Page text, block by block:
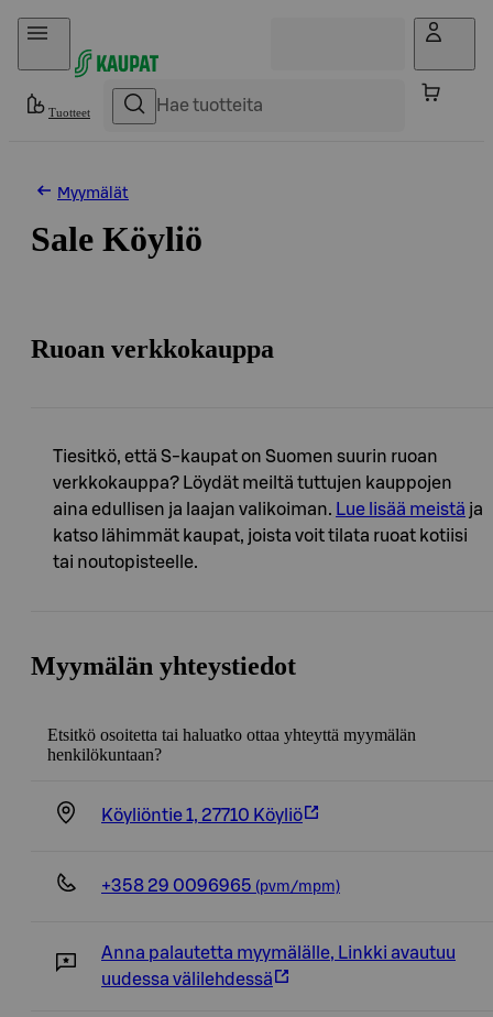
Hyppää sisältöön
Tuotteet
Myymälät
Sale Köyliö
Ruoan verkkokauppa
Tiesitkö, että S-kaupat on Suomen suurin ruoan
verkkokauppa? Löydät meiltä tuttujen kauppojen
aina edullisen ja laajan valikoiman. Lue lisää meistä ja
katso lähimmät kaupat, joista voit tilata ruoat kotiisi
tai noutopisteelle.
Myymälän yhteystiedot
Etsitkö osoitetta tai haluatko ottaa yhteyttä myymälän
henkilökuntaan?
Köyliöntie 1, 27710 Köyliö
+358 29 0096965 (pvm/mpm)
Anna palautetta myymälälle, Linkki avautuu
uudessa välilehdessä